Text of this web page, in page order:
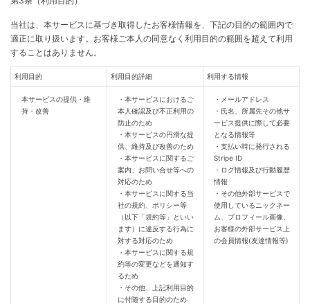
当社は、本サービスに基づき取得したお客様情報を、下記の目的の範囲内で
適正に取り扱います。お客様ご本人の同意なく利用目的の範囲を超えて利用
することはありません。
利用目的 利用目的詳細 利用する情報
本サービスの提供・維
持・改善
・本サービスにおけるご
本人確認及び不正利用の
防止のため
・本サービスの円滑な提
供、維持及び改善のため
・本サービスに関するご
案内、お問い合せ等への
対応のため
・本サービスに関する当
社の規約、ポリシー等
（以下「規約等」といい
ます）に違反する行為に
対する対応のため
・本サービスに関する規
約等の変更などを通知す
るため
・その他、上記利用目的
に付随する目的のため
・メールアドレス
・氏名、所属先その他サ
ービス提供に際して必要
となる情報等
・支払い時に発行される
Stripe ID
・ログ情報及び行動履歴
情報
・その他外部サービスで
使用しているニックネー
ム、プロフィール画像、
お客様の外部サービス上
の会員情報(友達情報等)